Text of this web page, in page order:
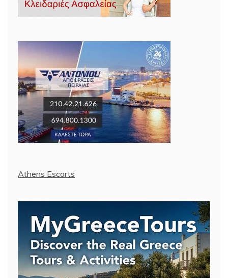
Athens Escorts